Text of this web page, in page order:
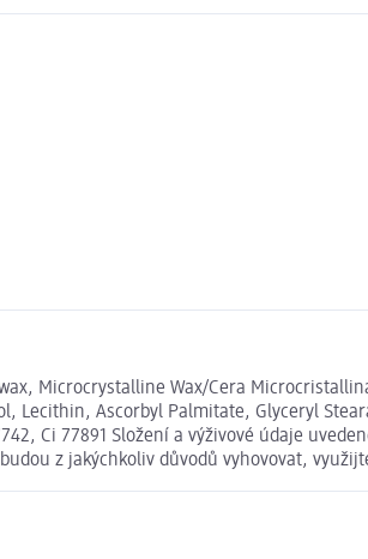
Microcrystalline Wax/Cera
Lecithin, Ascorbyl Palmitate, Glyceryl
Ci 77891 Složení a výživové údaje
z jakýchkoliv důvodů vyhovovat,